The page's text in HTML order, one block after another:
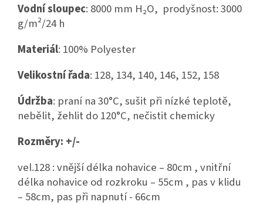
Vodní sloupec: 8000 mm H₂O, prodyšnost: 3000
g/m²/24 h
Materiál: 100% Polyester
Velikostní řada: 128, 134, 140, 146, 152, 158
Údržba: praní na 30°C, sušit při nízké teplotě,
nebělit, žehlit do 120°C, nečistit chemicky
Rozměry: +/-
vel.128 : vnější délka nohavice – 80cm , vnitřní
délka nohavice od rozkroku – 55cm , pas v klidu
– 58cm, pas při napnutí - 66cm